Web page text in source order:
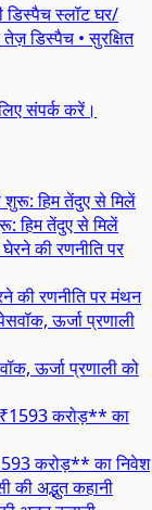
स्लॉटघर/
तेज़ डिस्पैच • सुरक्षित
संपर्क करें।
हिम तेंदुए से मिलें
की रणनीति पर मंथन
ऊर्जा प्रणाली को
करोड़** का निवेश